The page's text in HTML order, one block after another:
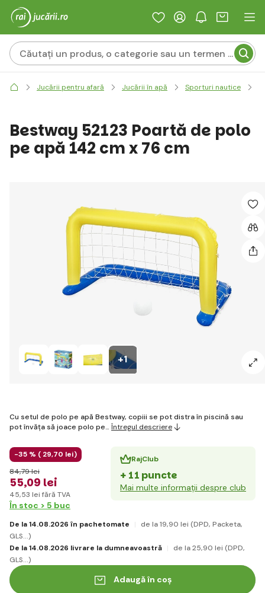
Jucării pentru afară Jucării în apă Sporturi nautice
+1
Bestway 52123 Poartă de polo
pe apă 142 cm x 76 cm
Cu setul de polo pe apă Bestway, copiii se pot distra în piscină sau
pot învăța să joace polo pe… Întregul descriere
-35 % ( 29,70 lei)
55,09 lei
84,79 lei
45,53 lei fără TVA
RajClub
+ 11 puncte
Mai multe informații despre club
În stoc > 5 buc
De la 14.08.2026 în pachetomate de la 19,90 lei (DPD, Packeta,
GLS...)
De la 14.08.2026 livrare la dumneavoastră
de la 25,90 lei (DPD,
GLS...)
Adaugă în coș